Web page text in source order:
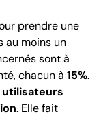
prendre une
au moins un
sont à
chacun à 15%.
utilisateurs
. Elle fait